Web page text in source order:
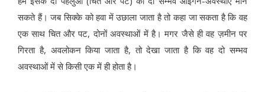
सकते हैं। जब सिक्के को हवा में उछाला जाता है तो कहा जा सकता है कि वह
एक साथ चित और पट, दोनों अवस्थाओं में है। मगर जैसे ही वह ज़मीन पर
गिरता है, अवलोकन किया जाता है, तो देखा जाता है कि वह दो सम्भव
अवस्थाओं में से किसी एक में ही होता है।